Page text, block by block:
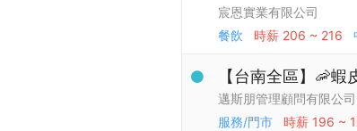
宸恩實業有限公司
餐飲
時薪 206 ~ 216
【台南全區】🦐
邁斯朋管理顧問有限公司
服務/門市
時薪 196 ~